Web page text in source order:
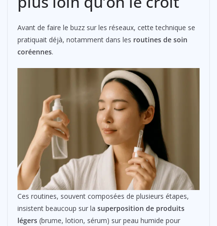
Avant de faire le buzz sur les réseaux, cette technique se
pratiquait déjà, notamment dans les routines de soin
coréennes.
Ces routines, souvent composées de plusieurs étapes,
insistent beaucoup sur la superposition de produits
légers (brume, lotion, sérum) sur peau humide pour